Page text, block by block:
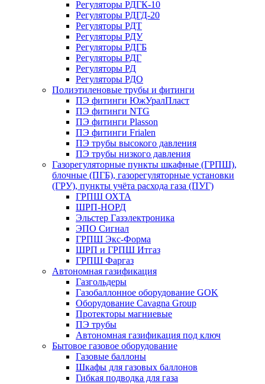
Регуляторы РДГК-10
Регуляторы РДГД-20
Регуляторы РДТ
Регуляторы РДУ
Регуляторы РДГБ
Регуляторы РДГ
Регуляторы РД
Регуляторы РДО
Полиэтиленовые трубы и фитинги
ПЭ фитинги ЮжУралПласт
ПЭ фитинги NTG
ПЭ фитинги Plasson
ПЭ фитинги Frialen
ПЭ трубы высокого давления
ПЭ трубы низкого давления
Газорегуляторные пункты шкафные (ГРПШ),
блочные (ПГБ), газорегуляторные установки
(ГРУ), пункты учёта расхода газа (ПУГ)
ГРПШ ОХТА
ШРП-НОРД
Эльстер Газэлектроника
ЭПО Сигнал
ГРПШ Экс-Форма
ШРП и ГРПШ Итгаз
ГРПШ Фаргаз
Автономная газификация
Газгольдеры
Газобаллонное оборудование GOK
Оборудование Cavagna Group
Протекторы магниевые
ПЭ трубы
Автономная газификация под ключ
Бытовое газовое оборудование
Газовые баллоны
Шкафы для газовых баллонов
Гибкая подводка для газа